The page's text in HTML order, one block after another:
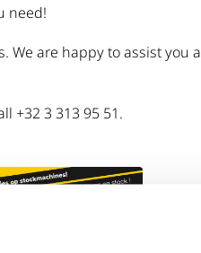
need!
are happy to assist you
+32 3 313 95 51.